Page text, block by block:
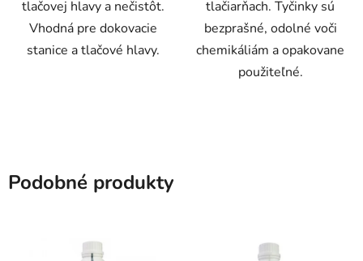
tlačovej hlavy a nečistôt.
Vhodná pre dokovacie
stanice a tlačové hlavy.
tlačiarňach. Tyčinky sú
bezprašné, odolné voči
chemikáliám a opakovane
použiteľné.
Podobné produkty